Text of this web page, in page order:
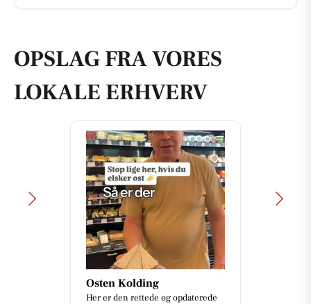
OPSLAG FRA VORES
LOKALE ERHVERV
Osten Kolding
Her er den rettede og opdaterede